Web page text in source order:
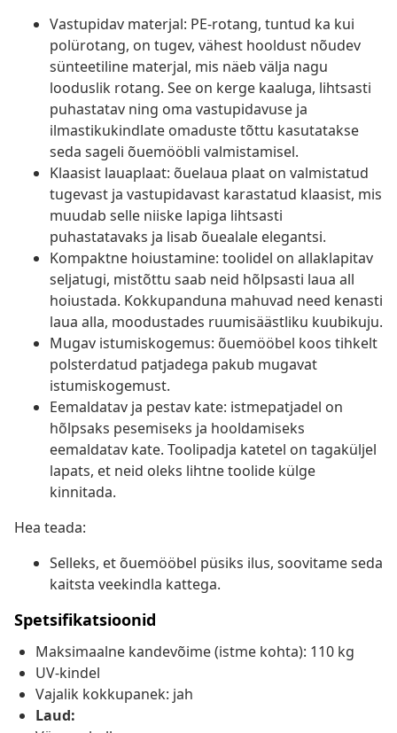
Vastupidav materjal: PE-rotang, tuntud ka kui
polürotang, on tugev, vähest hooldust nõudev
sünteetiline materjal, mis näeb välja nagu
looduslik rotang. See on kerge kaaluga, lihtsasti
puhastatav ning oma vastupidavuse ja
ilmastikukindlate omaduste tõttu kasutatakse
seda sageli õuemööbli valmistamisel.
Klaasist lauaplaat: õuelaua plaat on valmistatud
tugevast ja vastupidavast karastatud klaasist, mis
muudab selle niiske lapiga lihtsasti
puhastatavaks ja lisab õuealale elegantsi.
Kompaktne hoiustamine: toolidel on allaklapitav
seljatugi, mistõttu saab neid hõlpsasti laua all
hoiustada. Kokkupanduna mahuvad need kenasti
laua alla, moodustades ruumisäästliku kuubikuju.
Mugav istumiskogemus: õuemööbel koos tihkelt
polsterdatud patjadega pakub mugavat
istumiskogemust.
Eemaldatav ja pestav kate: istmepatjadel on
hõlpsaks pesemiseks ja hooldamiseks
eemaldatav kate. Toolipadja katetel on tagaküljel
lapats, et neid oleks lihtne toolide külge
kinnitada.
Hea teada:
Selleks, et õuemööbel püsiks ilus, soovitame seda
kaitsta veekindla kattega.
Spetsifikatsioonid
Maksimaalne kandevõime (istme kohta): 110 kg
UV-kindel
Vajalik kokkupanek: jah
Laud: